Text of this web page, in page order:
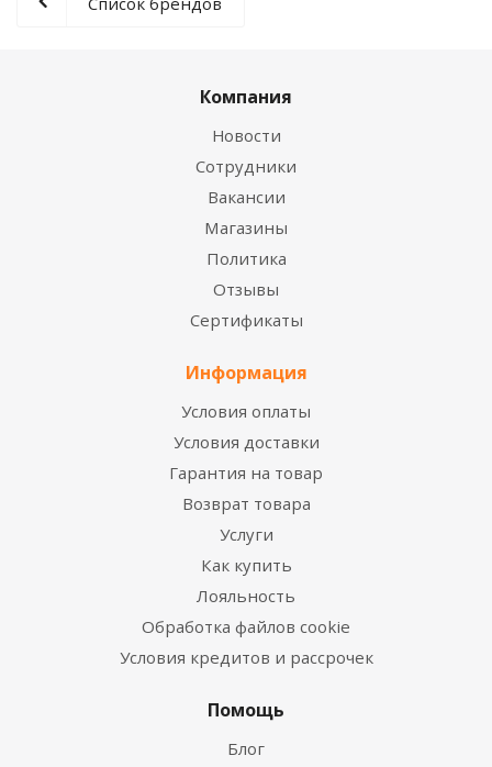
Компания
Новости
Сотрудники
Вакансии
Магазины
Политика
Отзывы
Сертификаты
Информация
Условия оплаты
Условия доставки
Гарантия на товар
Возврат товара
Услуги
Как купить
Лояльность
Обработка файлов cookie
Условия кредитов и рассрочек
Помощь
Блог